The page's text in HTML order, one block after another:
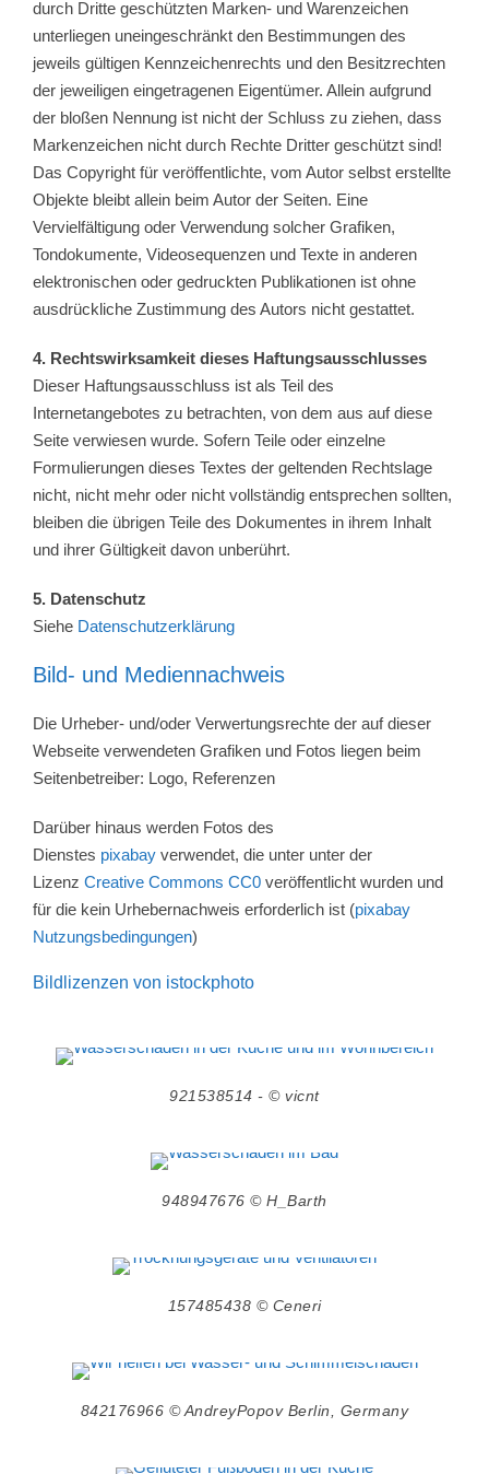
durch Dritte geschützten Marken- und Warenzeichen
unterliegen uneingeschränkt den Bestimmungen des
jeweils gültigen Kennzeichenrechts und den Besitzrechten
der jeweiligen eingetragenen Eigentümer. Allein aufgrund
der bloßen Nennung ist nicht der Schluss zu ziehen, dass
Markenzeichen nicht durch Rechte Dritter geschützt sind!
Das Copyright für veröffentlichte, vom Autor selbst erstellte
Objekte bleibt allein beim Autor der Seiten. Eine
Vervielfältigung oder Verwendung solcher Grafiken,
Tondokumente, Videosequenzen und Texte in anderen
elektronischen oder gedruckten Publikationen ist ohne
ausdrückliche Zustimmung des Autors nicht gestattet.
4. Rechtswirksamkeit dieses Haftungsausschlusses
Dieser Haftungsausschluss ist als Teil des
Internetangebotes zu betrachten, von dem aus auf diese
Seite verwiesen wurde. Sofern Teile oder einzelne
Formulierungen dieses Textes der geltenden Rechtslage
nicht, nicht mehr oder nicht vollständig entsprechen sollten,
bleiben die übrigen Teile des Dokumentes in ihrem Inhalt
und ihrer Gültigkeit davon unberührt.
5. Datenschutz
Siehe Datenschutzerklärung
Bild- und Mediennachweis
Die Urheber- und/oder Verwertungsrechte der auf dieser
Webseite verwendeten Grafiken und Fotos liegen beim
Seitenbetreiber: Logo, Referenzen
Darüber hinaus werden Fotos des
Dienstes pixabay verwendet, die unter unter der
Lizenz Creative Commons CC0 veröffentlicht wurden und
für die kein Urhebernachweis erforderlich ist (pixabay
Nutzungsbedingungen)
Bildlizenzen von istockphoto
921538514 - © vicnt
948947676 © H_Barth
157485438 © Ceneri
842176966 © AndreyPopov Berlin, Germany